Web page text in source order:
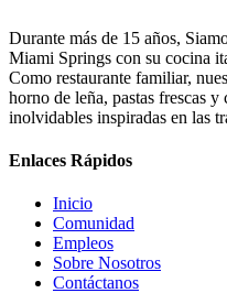
Durante más de 15 años,
Miami Springs con su cocina
Como restaurante familiar,
horno de leña, pastas frescas
inolvidables inspiradas en las
Enlaces Rápidos
Inicio
Comunidad
Empleos
Sobre Nosotros
Contáctanos